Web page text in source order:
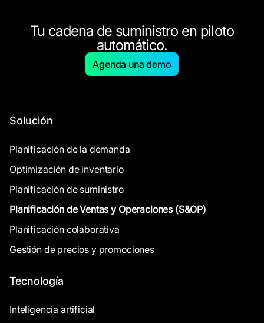
Tu cadena de suministro en piloto
automático.
Agenda una demo
Solución
Planificación de la demanda
Optimización de inventario
Planificación de suministro
Planificación de Ventas y Operaciones (S&OP)
Planificación colaborativa
Gestión de precios y promociones
Tecnología
Inteligencia artificial